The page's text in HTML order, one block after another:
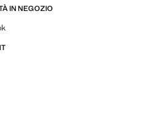
IN NEGOZIO
su look, capi e tendenze